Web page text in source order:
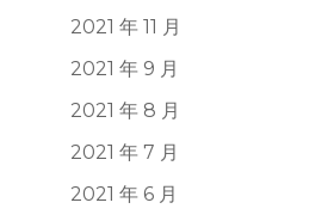
2021 年 11 月
2021 年 9 月
2021 年 8 月
2021 年 7 月
2021 年 6 月